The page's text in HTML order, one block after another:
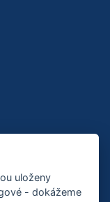
uloženy
- dokážeme